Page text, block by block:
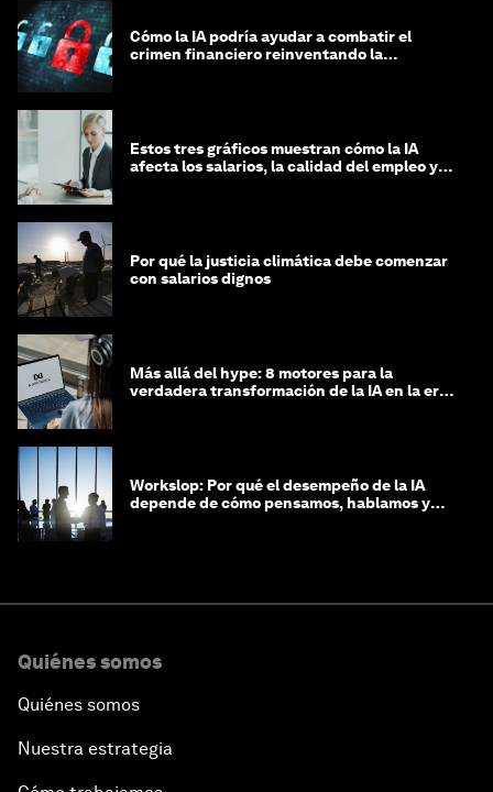
Cómo la IA podría ayudar a combatir el
crimen financiero reinventando la
Estos tres gráficos muestran cómo la IA
afecta los salarios, la calidad del empleo y
Por qué la justicia climática debe comenzar
con salarios dignos
Más allá del hype: 8 motores para la
verdadera transformación de la IA en la era
Workslop: Por qué el desempeño de la IA
depende de cómo pensamos, hablamos y
Quiénes somos
Quiénes somos
Nuestra estrategia